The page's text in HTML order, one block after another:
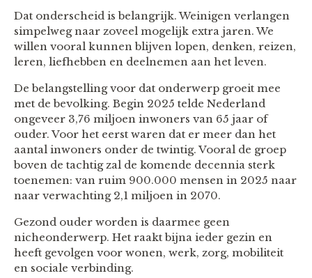
Dat onderscheid is belangrijk. Weinigen verlangen
simpelweg naar zoveel mogelijk extra jaren. We
willen vooral kunnen blijven lopen, denken, reizen,
leren, liefhebben en deelnemen aan het leven.
De belangstelling voor dat onderwerp groeit mee
met de bevolking. Begin 2025 telde Nederland
ongeveer 3,76 miljoen inwoners van 65 jaar of
ouder. Voor het eerst waren dat er meer dan het
aantal inwoners onder de twintig. Vooral de groep
boven de tachtig zal de komende decennia sterk
toenemen: van ruim 900.000 mensen in 2025 naar
naar verwachting 2,1 miljoen in 2070.
Gezond ouder worden is daarmee geen
nicheonderwerp. Het raakt bijna ieder gezin en
heeft gevolgen voor wonen, werk, zorg, mobiliteit
en sociale verbinding.